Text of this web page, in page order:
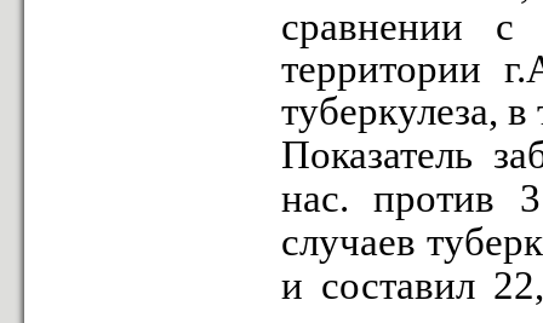
сравнении
территории
туберкулеза,
Показатель
нас. против
случаев
и составил